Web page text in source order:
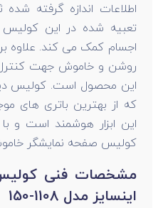
اطلاعات اندازه گرفته
تعبیه شده در این
اجسام کمک می کند. علاوه
روشن و خاموش جهت
که از بهترین باتری های
این ابزار هوشمند است
کولیس صفحه نمایشگر
اینسایز مدل 1108-150